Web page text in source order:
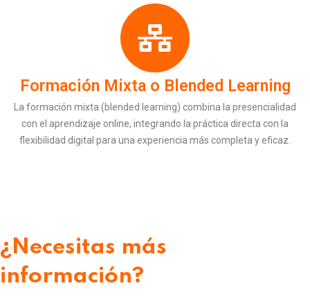
Formación Mixta o Blended Learning
La formación mixta (blended learning) combina la presencialidad
con el aprendizaje online, integrando la práctica directa con la
flexibilidad digital para una experiencia más completa y eficaz.
¿Necesitas más
información?